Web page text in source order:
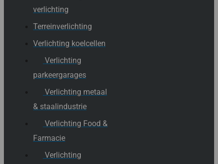
verlichting
Terreinverlichting
Verlichting koelcellen
Verlichting
parkeergarages
Verlichting metaal
& staalindustrie
Verlichting Food &
Farmacie
Verlichting